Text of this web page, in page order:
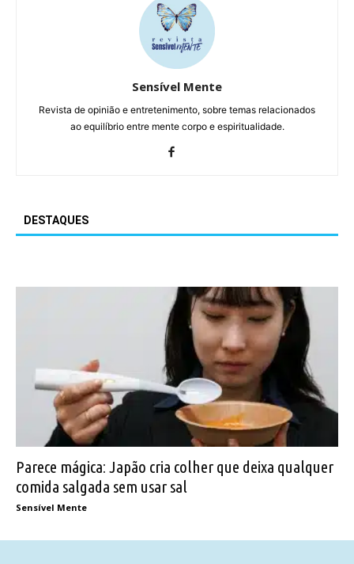
Sensível Mente
Revista de opinião e entretenimento, sobre temas relacionados
ao equilíbrio entre mente corpo e espiritualidade.
DESTAQUES
Parece mágica: Japão cria colher que deixa qualquer
comida salgada sem usar sal
Sensível Mente